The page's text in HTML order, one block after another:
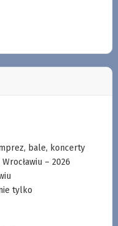
bale, koncerty
– 2026
tylko